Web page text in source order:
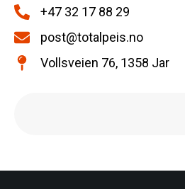
+47 32 17 88 29
post@totalpeis.no
Vollsveien 76, 1358 Jar